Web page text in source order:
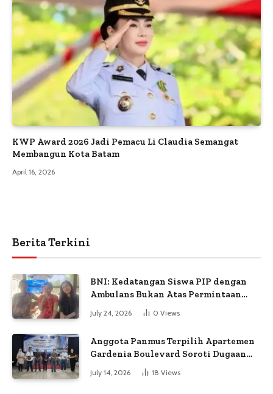
KWP Award 2026 Jadi Pemacu Li Claudia Semangat
Membangun Kota Batam
April 16, 2026
Berita Terkini
BNI: Kedatangan Siswa PIP dengan
Ambulans Bukan Atas Permintaan
July 24, 2026 0 Views
Anggota Panmus Terpilih Apartemen
Gardenia Boulevard Soroti Dugaan
Kejanggalan Voting
July 14, 2026 18 Views